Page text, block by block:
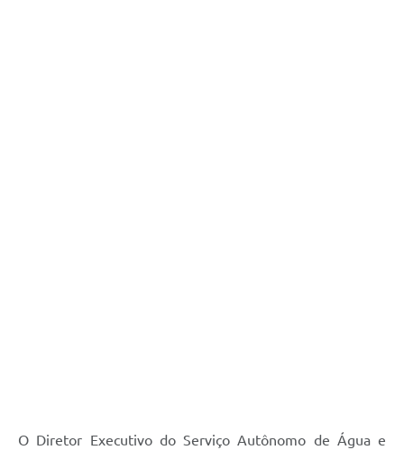
O Diretor Executivo do Serviço Autônomo de Água e